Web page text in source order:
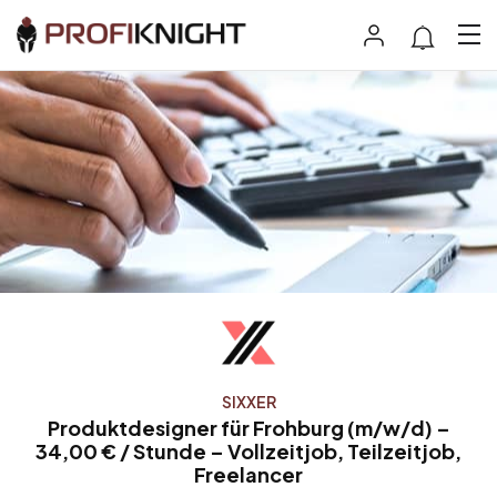
SIXXER
Produktdesigner für Frohburg (m/w/d) –
34,00 € / Stunde – Vollzeitjob, Teilzeitjob,
Freelancer